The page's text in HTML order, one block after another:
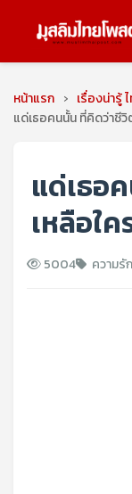
หน้าแรก › เรื่องน่ารู้
แด่เธอคนนั้น ที่คิดว่าชีวิ
แด่เธอ
เหลือใค
5004 ความรัก